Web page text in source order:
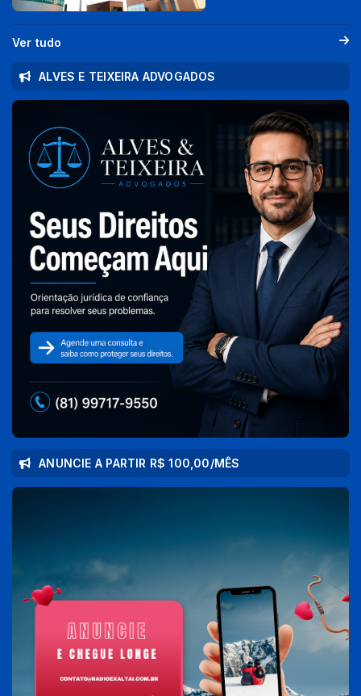
Ver tudo
ALVES E TEIXEIRA ADVOGADOS
ANUNCIE A PARTIR R$ 100,00/MÊS